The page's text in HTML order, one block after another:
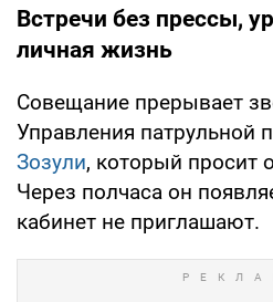
Встречи без прессы,
личная жизнь
Совещание прерывает
Управления патрульной
Зозули, который просит
Через полчаса он
кабинет не приглашают.